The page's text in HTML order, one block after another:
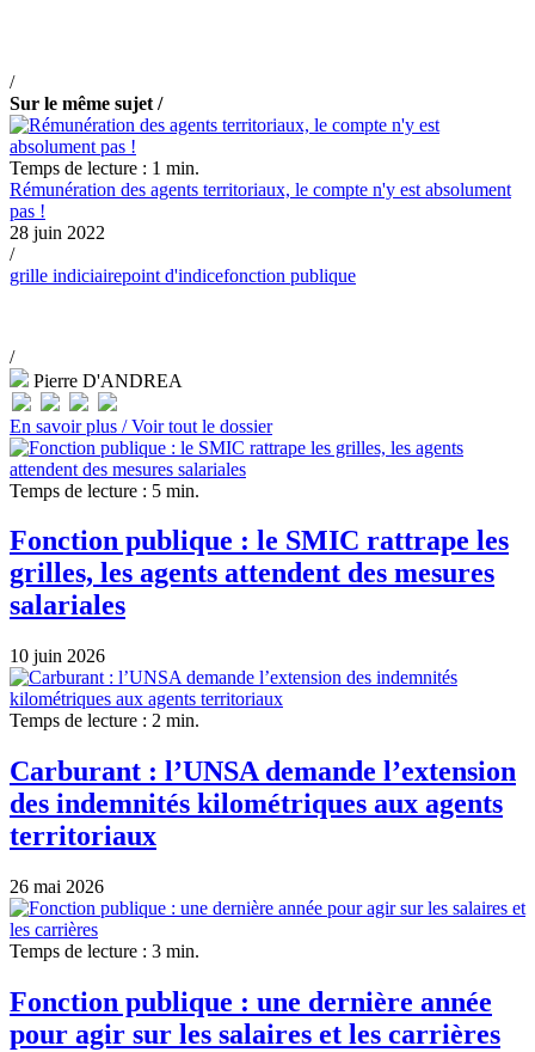
/
Sur le même sujet /
Temps de lecture : 1 min.
Rémunération des agents territoriaux, le compte n'y est absolument
pas !
28 juin 2022
/
grille indiciairepoint d'indicefonction publique
/
Pierre D'ANDREA
En savoir plus /Voir tout le dossier
Temps de lecture : 5 min.
Fonction publique : le SMIC rattrape les
grilles, les agents attendent des mesures
salariales
10 juin 2026
Temps de lecture : 2 min.
Carburant : l’UNSA demande l’extension
des indemnités kilométriques aux agents
territoriaux
26 mai 2026
Temps de lecture : 3 min.
Fonction publique : une dernière année
pour agir sur les salaires et les carrières